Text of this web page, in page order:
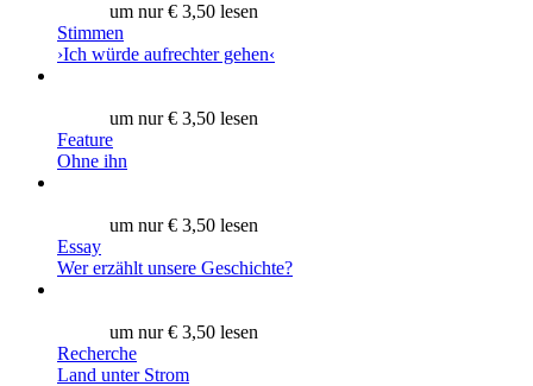
um nur € 3,50 lesen
Stimmen
›Ich würde aufrechter gehen‹
um nur € 3,50 lesen
Feature
Ohne ihn
um nur € 3,50 lesen
Essay
Wer erzählt unsere Geschichte?
um nur € 3,50 lesen
Recherche
Land unter Strom